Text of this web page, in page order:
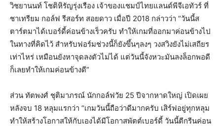
วิชยานนท์ โชติหิรัญรุ่งเรือง เจ้าของแชมป์ไทยแลนด์พีจีเอทัวร์ ที่
ชาเทรียม กอล์ฟ รีสอร์ท สอยดาว เมื่อปี 2018 กล่าวว่า “วันนี้ส
ตาร์ตมาได้เบอร์ดี้ค่อนข้างเร็วครับ ทำให้เกมที่ออกมาค่อนข้างไป
ในทางที่คิดไว้ สำหรับฟอร์มช่วงนี้ก็ยังขึ้นๆลงๆ วงสวิงยังไม่เสถียร
เท่าไหร่ เหมือนยังหาจุดลงตัวไม่ได้ แต่วันนี้จังหวะมันลงล็อกพอดี
ก็เลยทำให้เกมค่อนข้างดี”
ส่วน ทัตพงศ์ ชุติมาภรณ์ นักกอล์ฟวัย 25 ปีจากหาดใหญ่ เปิดเผย
หลังจบ 18 หลุมแรกว่า “เกมวันนี้ถือว่าดีมากครับ เสิร์ฟอยู่ทุกหลุม
ทำให้สร้างโอกาสให้กับเองได้มีโอกาสพัตต์เบอร์ดี้ วันนี้ตีกรีนค่อน